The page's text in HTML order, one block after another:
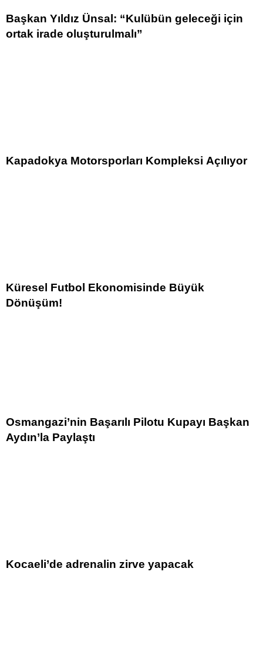
Başkan Yıldız Ünsal: “Kulübün geleceği için
ortak irade oluşturulmalı”
Kapadokya Motorsporları Kompleksi Açılıyor
Küresel Futbol Ekonomisinde Büyük
Dönüşüm!
Osmangazi’nin Başarılı Pilotu Kupayı Başkan
Aydın’la Paylaştı
Kocaeli’de adrenalin zirve yapacak